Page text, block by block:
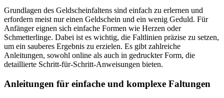
Grundlagen des Geldscheinfaltens sind einfach zu erlernen und
erfordern meist nur einen Geldschein und ein wenig Geduld. Für
Anfänger eignen sich einfache Formen wie Herzen oder
Schmetterlinge. Dabei ist es wichtig, die Faltlinien präzise zu setzen,
um ein sauberes Ergebnis zu erzielen. Es gibt zahlreiche
Anleitungen, sowohl online als auch in gedruckter Form, die
detaillierte Schritt-für-Schritt-Anweisungen bieten.
Anleitungen für einfache und komplexe Faltungen